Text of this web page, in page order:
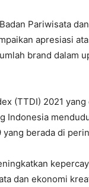
Pariwisata
apresiasi
brand dalam
(TTDI) 2021
Indonesia
berada di
dan ekonomi